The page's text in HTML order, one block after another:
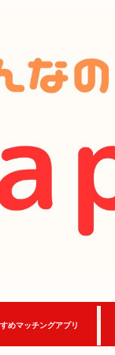
めマッチングアプリ